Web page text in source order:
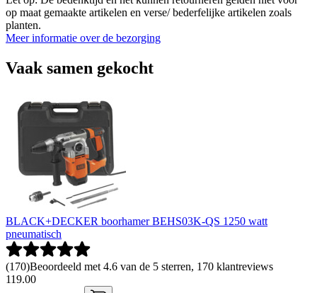
op maat gemaakte artikelen en verse/ bederfelijke artikelen zoals
planten.
Meer informatie over de bezorging
Vaak samen gekocht
BLACK+DECKER boorhamer BEHS03K-QS 1250 watt
pneumatisch
(170)Beoordeeld met 4.6 van de 5 sterren, 170 klantreviews
119.00